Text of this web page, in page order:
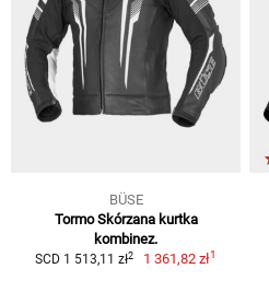
BÜSE
Tormo Skórzana kurtka
kombinez.
SCD 1 513,11 zł2 1 361,82 zł1